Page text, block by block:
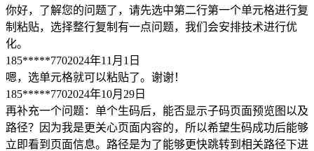
你好，了解您的问题了，请先选中第二行第一个单元格进行复
制粘贴，选择整行复制有一点问题，我们会安排技术进行优
化。
185*****7702024年11月1日
嗯，选单元格就可以粘贴了。谢谢！
185*****7702024年10月29日
再补充一个问题：单个生码后，能否显示子码页面预览图以及
路径？因为我是更关心页面内容的，所以希望生码成功后能够
立即看到页面信息。路径是为了能够更快跳转到相关路径下进